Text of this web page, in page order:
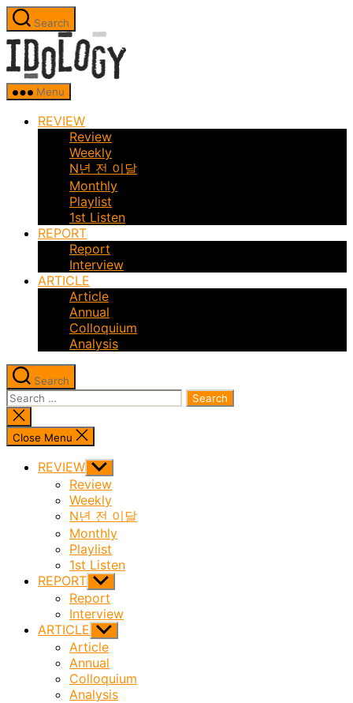
Skip
to
the
content
Search
Menu
REVIEW
Review
Weekly
N년 전 이달
Monthly
Playlist
1st Listen
REPORT
Report
Interview
ARTICLE
Article
Annual
Colloquium
Analysis
Search
Search
for:
Close
search
Close Menu
REVIEW Show
sub
menu
Review
Weekly
N년 전 이달
Monthly
Playlist
1st Listen
REPORT Show
sub
menu
Report
Interview
ARTICLE Show
sub
menu
Article
Annual
Colloquium
Analysis